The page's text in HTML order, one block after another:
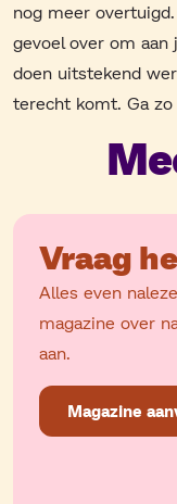
nog meer
gevoel over om
doen uitstekend
terecht komt. Ga zo
Vraag
Alles even
magazine over
aan.
Magazine